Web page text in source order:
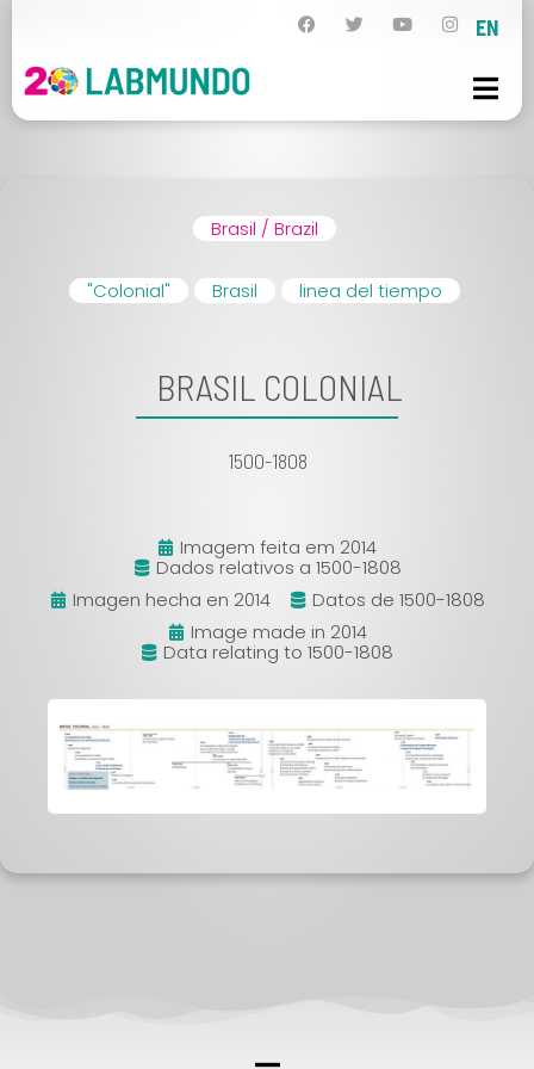
EN
Brasil / Brazil
"Colonial" Brasil linea del tiempo
BRASIL COLONIAL
1500-1808
Imagem feita em 2014
Dados relativos a 1500-1808
Imagen hecha en 2014
Datos de 1500-1808
Image made in 2014
Data relating to 1500-1808